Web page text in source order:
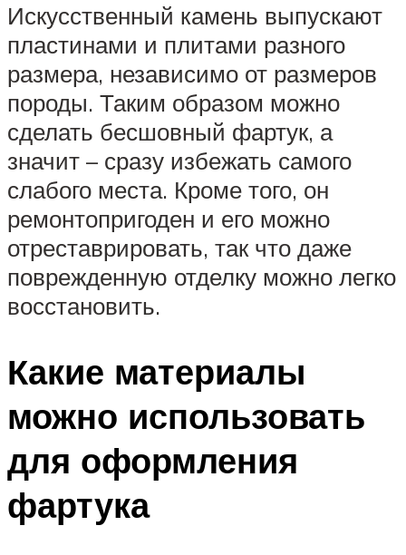
Искусственный камень выпускают
пластинами и плитами разного
размера, независимо от размеров
породы. Таким образом можно
сделать бесшовный фартук, а
значит – сразу избежать самого
слабого места. Кроме того, он
ремонтопригоден и его можно
отреставрировать, так что даже
поврежденную отделку можно легко
восстановить.
Какие материалы
можно использовать
для оформления
фартука